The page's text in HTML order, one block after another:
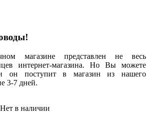
магазине представлен не весь
интернет-магазина. Но Вы можете
он поступит в магазин из нашего
3-7 дней.
Нет в наличии